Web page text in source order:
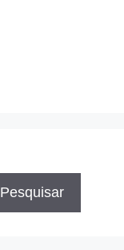
Pesquisar